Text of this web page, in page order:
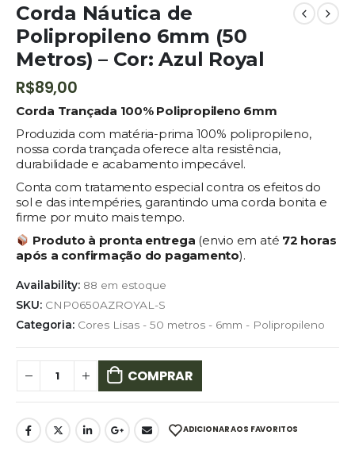
Corda Náutica de
Polipropileno 6mm (50
Metros) – Cor: Azul Royal
R$89,00
Corda Trançada 100% Polipropileno 6mm
Produzida com matéria-prima 100% polipropileno,
nossa corda trançada oferece alta resistência,
durabilidade e acabamento impecável.
Conta com tratamento especial contra os efeitos do
sol e das intempéries, garantindo uma corda bonita e
firme por muito mais tempo.
Produto à pronta entrega (envio em até 72 horas
após a confirmação do pagamento).
Availability: 88 em estoque
SKU: CNP0650AZROYAL-S
Categoria: Cores Lisas - 50 metros - 6mm - Polipropileno
COMPRAR
ADICIONAR AOS FAVORITOS